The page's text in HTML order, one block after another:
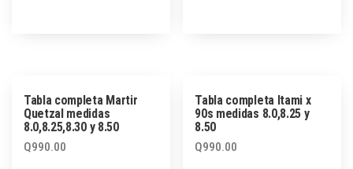
Tabla completa Martir
Quetzal medidas
8.0,8.25,8.30 y 8.50
Q990.00
Tabla completa Itami x
90s medidas 8.0,8.25 y
8.50
Q990.00